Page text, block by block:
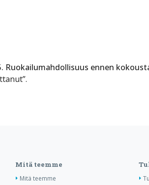
Ruokailumahdollisuus ennen
Mitä teemme
Mitä teemme